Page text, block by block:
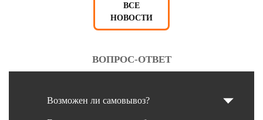
ВСЕ
НОВОСТИ
ВОПРОС-ОТВЕТ
Возможен ли самовывоз?